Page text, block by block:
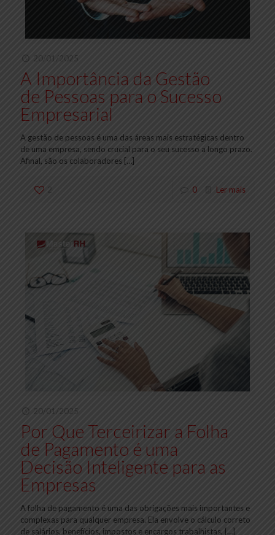
20/01/2025
A Importância da Gestão
de Pessoas para o Sucesso
Empresarial
A gestão de pessoas é uma das áreas mais estratégicas dentro
de uma empresa, sendo crucial para o seu sucesso a longo prazo.
Afinal, são os colaboradores […]
2 0 Ler mais
20/01/2025
Por Que Terceirizar a Folha
de Pagamento é uma
Decisão Inteligente para as
Empresas
A folha de pagamento é uma das obrigações mais importantes e
complexas para qualquer empresa. Ela envolve o cálculo correto
de salários, benefícios, impostos e encargos trabalhistas, […]